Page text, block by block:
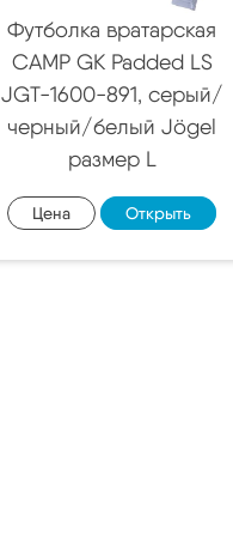
Футболка вратарская
CAMP GK Padded LS
JGT-1600-891, серый/
черный/белый Jögel
размер L
Цена Открыть